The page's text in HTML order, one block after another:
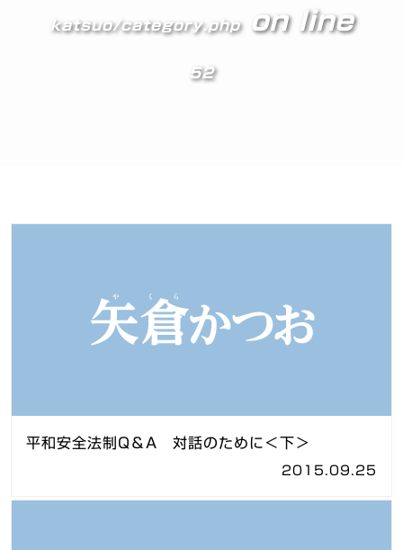
katsuo/category.phpon line
52
平和安全法制Q＆A 対話のために＜下＞
2015.09.25